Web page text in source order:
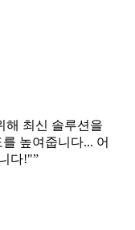
해 최신 솔루션을
높여줍니다... 어
다!"”